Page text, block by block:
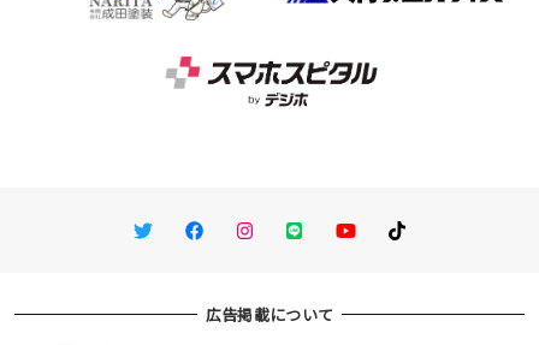
TwitterFacebookInstagram
LINE You TubeTikTok
広告掲載について